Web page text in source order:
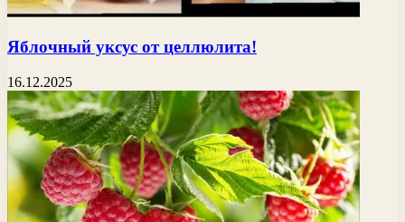
Яблочный уксус от целлюлита!
16.12.2025